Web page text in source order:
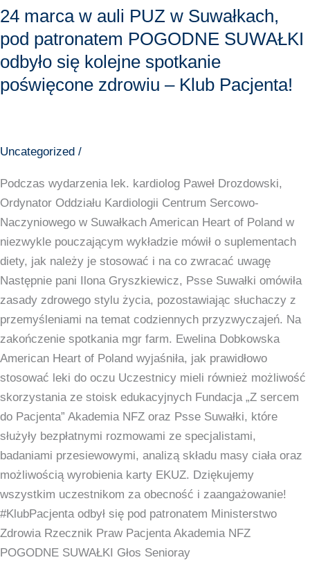
24 marca w auli PUZ w Suwałkach,
pod patronatem POGODNE SUWAŁKI
odbyło się kolejne spotkanie
poświęcone zdrowiu – Klub Pacjenta!
Uncategorized /
Podczas wydarzenia lek. kardiolog Paweł Drozdowski,
Ordynator Oddziału Kardiologii Centrum Sercowo-
Naczyniowego w Suwałkach American Heart of Poland w
niezwykle pouczającym wykładzie mówił o suplementach
diety, jak należy je stosować i na co zwracać uwagę
Następnie pani Ilona Gryszkiewicz, Psse Suwałki omówiła
zasady zdrowego stylu życia, pozostawiając słuchaczy z
przemyśleniami na temat codziennych przyzwyczajeń. Na
zakończenie spotkania mgr farm. Ewelina Dobkowska
American Heart of Poland wyjaśniła, jak prawidłowo
stosować leki do oczu Uczestnicy mieli również możliwość
skorzystania ze stoisk edukacyjnych Fundacja „Z sercem
do Pacjenta” Akademia NFZ oraz Psse Suwałki, które
służyły bezpłatnymi rozmowami ze specjalistami,
badaniami przesiewowymi, analizą składu masy ciała oraz
możliwością wyrobienia karty EKUZ. Dziękujemy
wszystkim uczestnikom za obecność i zaangażowanie!
#KlubPacjenta odbył się pod patronatem Ministerstwo
Zdrowia Rzecznik Praw Pacjenta Akademia NFZ
POGODNE SUWAŁKI Głos Senioray
spotkanie
poświęcone
zdrowiu
–
Klub